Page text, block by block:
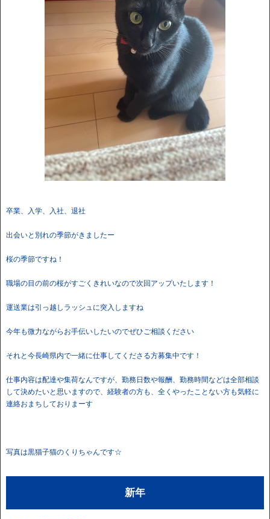
卒業、入学、入社、退社
出会いと別れの季節がきましたー
桜の季節ですね！
職場の目の前の桜がすごくきれいなので次回アップいたします！
運送業は引っ越しラッシュに突入しますね
今年も微力ながらお手伝いしたいのでぜひご相談ください
それと今長崎県内で一緒に仕事してくださる方募集中です！
仕事内容は配達や集荷なんですが、勤務日数や報酬、勤務時間などは全部相談
して決めたいと思いますので、経験者の方も、全くやったことない方も気軽に
連絡おまちしておりまーす
写真は黒猫子猫のくりちゃんです☆
新年